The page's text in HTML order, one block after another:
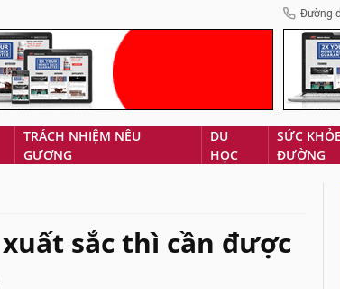
Đường
TRÁCH NHIỆM NÊU
GƯƠNG
DU
HỌC
SỨC
ĐƯỜNG
sắc thì cần được